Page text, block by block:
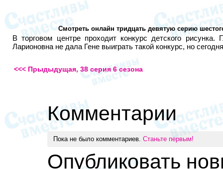
Смотреть онлайн тридцать девятую серию
В торговом центре проходит конкурс детского
Ларионовна не дала Гене выиграть такой конкурс, но
<<< Прыдыдущая, 38 серия 6 сезона
Комментарии
Пока не было комментариев. Станьте первым!
Опубликовать